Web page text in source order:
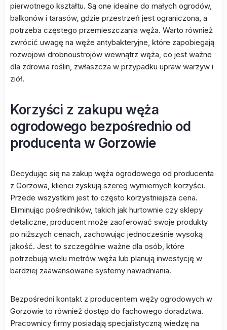
pierwotnego kształtu. Są one idealne do małych ogrodów,
balkonów i tarasów, gdzie przestrzeń jest ograniczona, a
potrzeba częstego przemieszczania węża. Warto również
zwrócić uwagę na węże antybakteryjne, które zapobiegają
rozwojowi drobnoustrojów wewnątrz węża, co jest ważne
dla zdrowia roślin, zwłaszcza w przypadku upraw warzyw i
ziół.
Korzyści z zakupu węża
ogrodowego bezpośrednio od
producenta w Gorzowie
Decydując się na zakup węża ogrodowego od producenta
z Gorzowa, klienci zyskują szereg wymiernych korzyści.
Przede wszystkim jest to często korzystniejsza cena.
Eliminując pośredników, takich jak hurtownie czy sklepy
detaliczne, producent może zaoferować swoje produkty
po niższych cenach, zachowując jednocześnie wysoką
jakość. Jest to szczególnie ważne dla osób, które
potrzebują wielu metrów węża lub planują inwestycję w
bardziej zaawansowane systemy nawadniania.
Bezpośredni kontakt z producentem węży ogrodowych w
Gorzowie to również dostęp do fachowego doradztwa.
Pracownicy firmy posiadają specjalistyczną wiedzę na